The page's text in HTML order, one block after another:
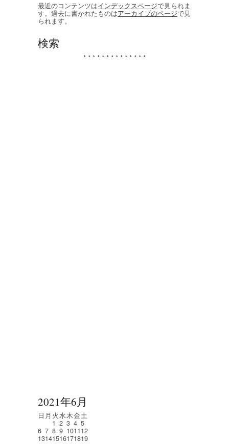
最近のコンテンツはインデックスページで見られま
す。過去に書かれたものはアーカイブのページで見
られます。
検索
* * * * * * * * * * * * * *
2021年6月
日 月 火水木金土
1 2 3 4 5
6 7 8 9 101112
13141516171819